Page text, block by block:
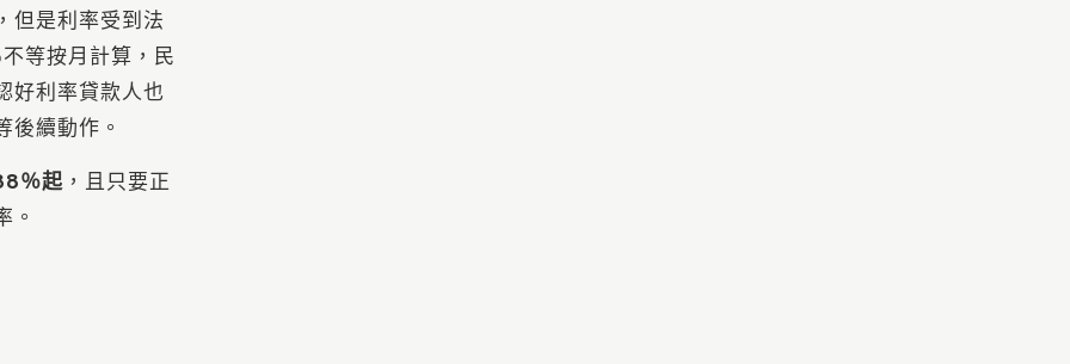
但是利率受到法
等按月計算，民
好利率貸款人也
後續動作。
％起 ，且只要正
。